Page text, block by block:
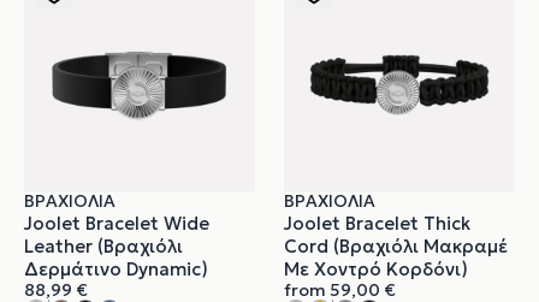
ΒΡΑΧΙΌΛΙΑ
Joolet Bracelet Wide
Leather (Βραχιόλι
Δερμάτινο Dynamic)
88,99 €
ΒΡΑΧΙΌΛΙΑ
Joolet Bracelet Thick
Cord (Βραχιόλι Μακραμέ
Με Χοντρό Κορδόνι)
from 59,00 €